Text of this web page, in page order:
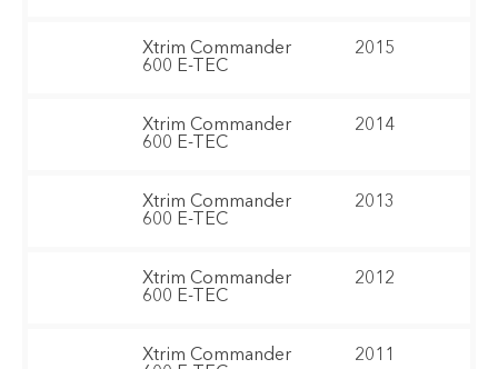
Xtrim Commander
600 E-TEC
2015
Xtrim Commander
600 E-TEC
2014
Xtrim Commander
600 E-TEC
2013
Xtrim Commander
600 E-TEC
2012
Xtrim Commander
2011